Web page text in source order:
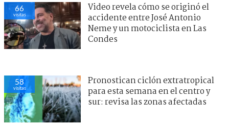
66
visitas
Video revela cómo se originó el
accidente entre José Antonio
Neme y un motociclista en Las
Condes
58
visitas
Pronostican ciclón extratropical
para esta semana en el centro y
sur: revisa las zonas afectadas